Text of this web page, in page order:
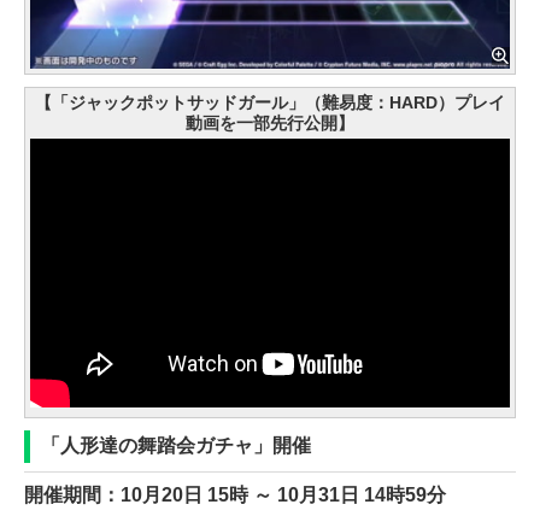
【「ジャックポットサッドガール」（難易度：HARD）プレイ
動画を一部先行公開】
「人形達の舞踏会ガチャ」開催
開催期間：10月20日 15時 ～ 10月31日 14時59分